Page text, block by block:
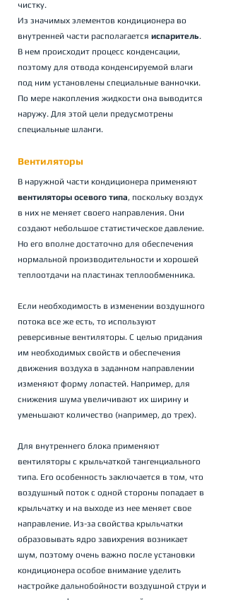
чистку.
Из значимых элементов кондиционера во
внутренней части располагается испаритель.
В нем происходит процесс конденсации,
поэтому для отвода конденсируемой влаги
под ним установлены специальные ванночки.
По мере накопления жидкости она выводится
наружу. Для этой цели предусмотрены
специальные шланги.
Вентиляторы
В наружной части кондиционера применяют
вентиляторы осевого типа, поскольку воздух
в них не меняет своего направления. Они
создают небольшое статистическое давление.
Но его вполне достаточно для обеспечения
нормальной производительности и хорошей
теплоотдачи на пластинах теплообменника.
Если необходимость в изменении воздушного
потока все же есть, то используют
реверсивные вентиляторы. С целью придания
им необходимых свойств и обеспечения
движения воздуха в заданном направлении
изменяют форму лопастей. Например, для
снижения шума увеличивают их ширину и
уменьшают количество (например, до трех).
Для внутреннего блока применяют
вентиляторы с крыльчаткой тангенциального
типа. Его особенность заключается в том, что
воздушный поток с одной стороны попадает в
крыльчатку и на выходе из нее меняет свое
направление. Из-за свойства крыльчатки
образовывать ядро завихрения возникает
шум, поэтому очень важно после установки
кондиционера особое внимание уделить
настройке дальнобойности воздушной струи и